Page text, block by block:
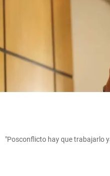
"Posconflicto hay que trabajarlo